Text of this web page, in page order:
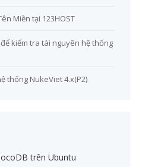
Miền tại 123HOST
kiểm tra tài nguyên hệ thống
thống NukeViet 4.x(P2)
trên Ubuntu